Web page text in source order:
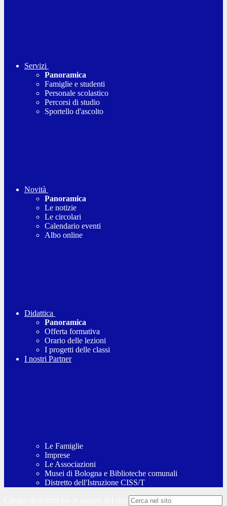
Servizi
Panoramica
Famiglie e studenti
Personale scolastico
Percorsi di studio
Sportello d'ascolto
Novità
Panoramica
Le notizie
Le circolari
Calendario eventi
Albo online
Didattica
Panoramica
Offerta formativa
Orario delle lezioni
I progetti delle classi
I nostri Partner
Le Famiglie
Imprese
Le Associazioni
Musei di Bologna e Biblioteche comunali
Distretto dell'Istruzione CISS/T